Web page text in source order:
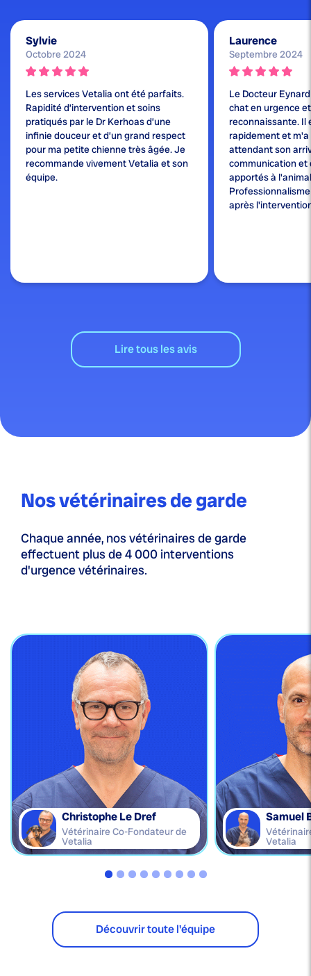
Sylvie
Octobre 2024
Les services Vetalia ont été parfaits.
Rapidité d’intervention et soins
pratiqués par le Dr Kerhoas d’une
infinie douceur et d’un grand respect
pour ma petite chienne très âgée. Je
recommande vivement Vetalia et son
équipe.
Laurence
Septembre 2024
Le Docteur
chat en urgence
reconnaissante. Il
rapidement et m'a
attendant son
communication et
apportés à
après
Lire tous les avis
Nos vétérinaires de garde
Chaque année, nos vétérinaires de garde
effectuent plus de 4 000 interventions
d'urgence vétérinaires.
Christophe Le Dref
Vétérinaire Co-Fondateur de
Vetalia
Samuel
Vetalia
Découvrir toute l'équipe